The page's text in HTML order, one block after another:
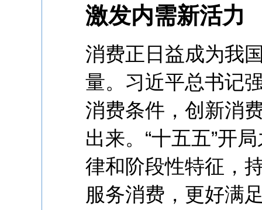
激发内需新活力
消费正日益成为我
量。习近平总书记
消费条件，创新消
出来。“十五五”开
律和阶段性特征，
服务消费，更好满